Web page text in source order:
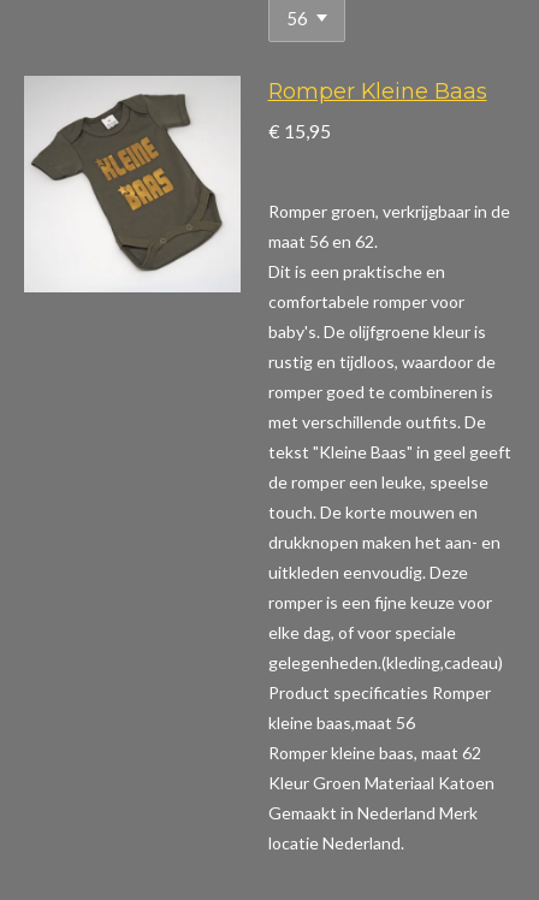
Romper Kleine Baas
€ 15,95
Romper groen, verkrijgbaar in de
maat 56 en 62.
Dit is een praktische en
comfortabele romper voor
baby's. De olijfgroene kleur is
rustig en tijdloos, waardoor de
romper goed te combineren is
met verschillende outfits. De
tekst "Kleine Baas" in geel geeft
de romper een leuke, speelse
touch. De korte mouwen en
drukknopen maken het aan- en
uitkleden eenvoudig. Deze
romper is een fijne keuze voor
elke dag, of voor speciale
gelegenheden.(kleding,cadeau)
Product specificaties Romper
kleine baas,maat 56
Romper kleine baas, maat 62
Kleur Groen Materiaal Katoen
Gemaakt in Nederland Merk
locatie Nederland.